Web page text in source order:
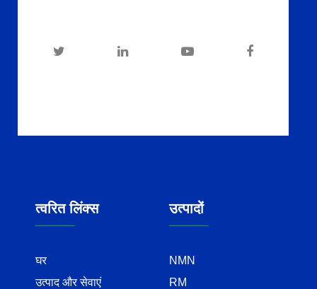
त्वरित लिंक्स
घर
उत्पाद और सेवाएं
उत्पादों
NMN
RM